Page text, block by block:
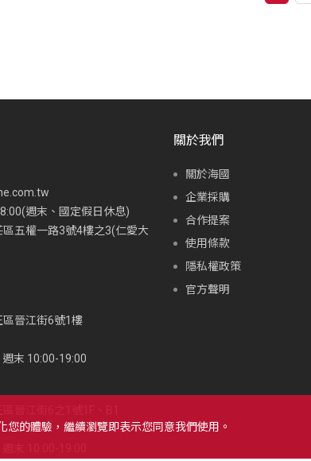
週末、國定假日休息)
五權一路3號4樓之3(仁愛大
晉江街6號1樓
末 10:00-19:00
關於我們
關於海國
企業採購
合作提案
使用條款
隱私權政策
官方聲明
的體驗，繼續瀏覽即表示您同意我們使用。